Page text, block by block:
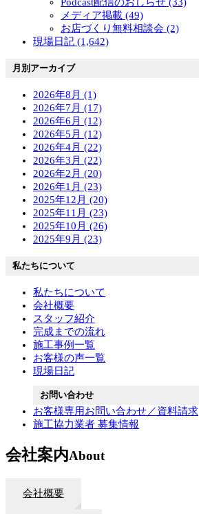
Podcast配信のおしらせ (33)
メディア掲載 (49)
お店づくり無料相談会 (2)
現場日記 (1,642)
月別アーカイブ
2026年8月 (1)
2026年7月 (17)
2026年6月 (12)
2026年5月 (12)
2026年4月 (22)
2026年3月 (22)
2026年2月 (20)
2026年1月 (23)
2025年12月 (20)
2025年11月 (23)
2025年10月 (26)
2025年9月 (23)
私たちについて
私たちについて
会社概要
スタッフ紹介
完成までの流れ
施工事例一覧
お客様の声一覧
現場日記
お問い合わせ
お客様専用お問い合わせ／資料請求
施工協力業者 募集情報
会社案内About
会社概要